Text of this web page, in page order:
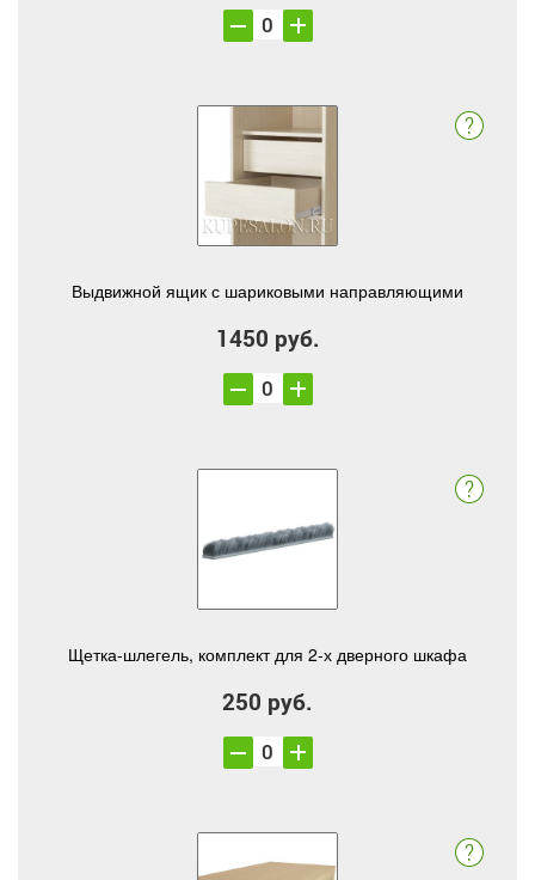
Выдвижной ящик с шариковыми направляющими
1450 руб.
Щетка-шлегель, комплект для 2-х дверного шкафа
250 руб.